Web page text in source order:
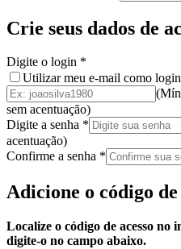
Crie seus dados de
Digite o login *
Utilizar meu e-mail como login
sem acentuação)
Digite a senha *
acentuação)
Confirme a senha *
Adicione o código de
Localize o código de acesso no
digite-o no campo abaixo.